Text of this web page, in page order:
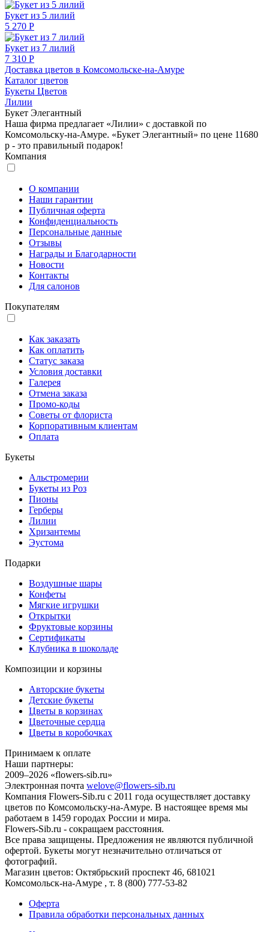
Букет из 5 лилий
5 270 Р
Букет из 7 лилий
7 310 Р
Доставка цветов в Комсомольске-на-Амуре
Каталог цветов
Букеты Цветов
Лилии
Букет Элегантный
Наша фирма предлагает «Лилии» с доставкой по
Комсомольску-на-Амуре. «Букет Элегантный» по цене 11680
р - это правильный подарок!
Компания
О компании
Наши гарантии
Публичная оферта
Конфиденциальность
Персональные данные
Отзывы
Награды и Благодарности
Новости
Контакты
Для салонов
Покупателям
Как заказать
Как оплатить
Статус заказа
Условия доставки
Галерея
Отмена заказа
Промо-коды
Советы от флориста
Корпоративным клиентам
Оплата
Букеты
Альстромерии
Букеты из Роз
Пионы
Герберы
Лилии
Хризантемы
Эустома
Подарки
Воздушные шары
Конфеты
Мягкие игрушки
Открытки
Фруктовые корзины
Сертификаты
Клубника в шоколаде
Композиции и корзины
Авторские букеты
Детские букеты
Цветы в корзинах
Цветочные сердца
Цветы в коробочках
Принимаем к оплате
Наши партнеры:
2009–2026 «flowers-sib.ru»
Электронная почта welove@flowers-sib.ru
Компания Flowers-Sib.ru с 2011 года осуществляет доставку
цветов по Комсомольску-на-Амуре. В настоящее время мы
работаем в 1459 городах России и мира.
Flowers-Sib.ru - сокращаем расстояния.
Все права защищены. Предложения не являются публичной
офертой. Букеты могут незначительно отличаться от
фотографий.
Магазин цветов: Октябрьский проспект 46, 681021
Комсомольск-на-Амуре , т. 8 (800) 777-53-82
Оферта
Правила обработки персональных данных